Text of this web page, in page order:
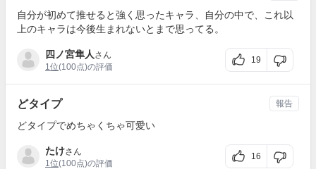
自分が初めて推せると強く思ったキャラ、自分の中で、これ以
上のキャラは今後生まれないとまで思ってる。
四ノ宮隼人 さん
1位(100点)の評価
19
どタイプ
どタイプでめちゃくちゃ可愛い
たけさん
1位(100点)の評価
16
報告